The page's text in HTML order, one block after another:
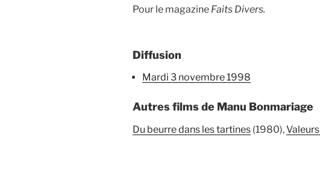
Pour le magazine Faits Divers.
Diffusion
mardi 3 novembre 1998
Autres films de Manu Bonmariage
Du beurre dans les tartines (1980),